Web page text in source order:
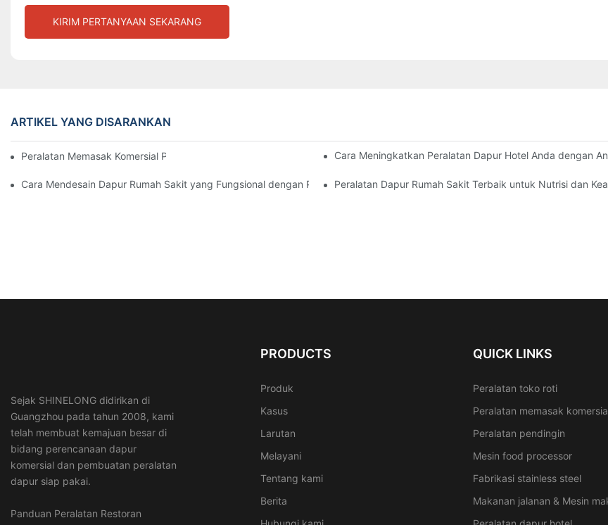
KIRIM PERTANYAAN SEKARANG
ARTIKEL YANG DISARANKAN
Peralatan Memasak Komersial Penting untuk Dapur Hotel Modern Cara Meningkatkan Peralatan Dapur Hotel Anda dengan
Cara Mendesain Dapur Rumah Sakit yang Fungsional dengan Peralatan KomersialPeralatan Dapur Rumah Sakit Terbaik untuk Nutrisi dan
Sejak SHINELONG didirikan di
Guangzhou pada tahun 2008, kami
telah membuat kemajuan besar di
bidang perencanaan dapur
komersial dan pembuatan peralatan
dapur siap pakai.
Panduan Peralatan Restoran
PRODUCTS
Produk
Kasus
Larutan
Melayani
Tentang kami
Berita
QUICK LINKS
Peralatan toko roti
Peralatan memasak
Peralatan pendingin
Mesin food processor
Fabrikasi stainless steel
Makanan jalanan & Mesin